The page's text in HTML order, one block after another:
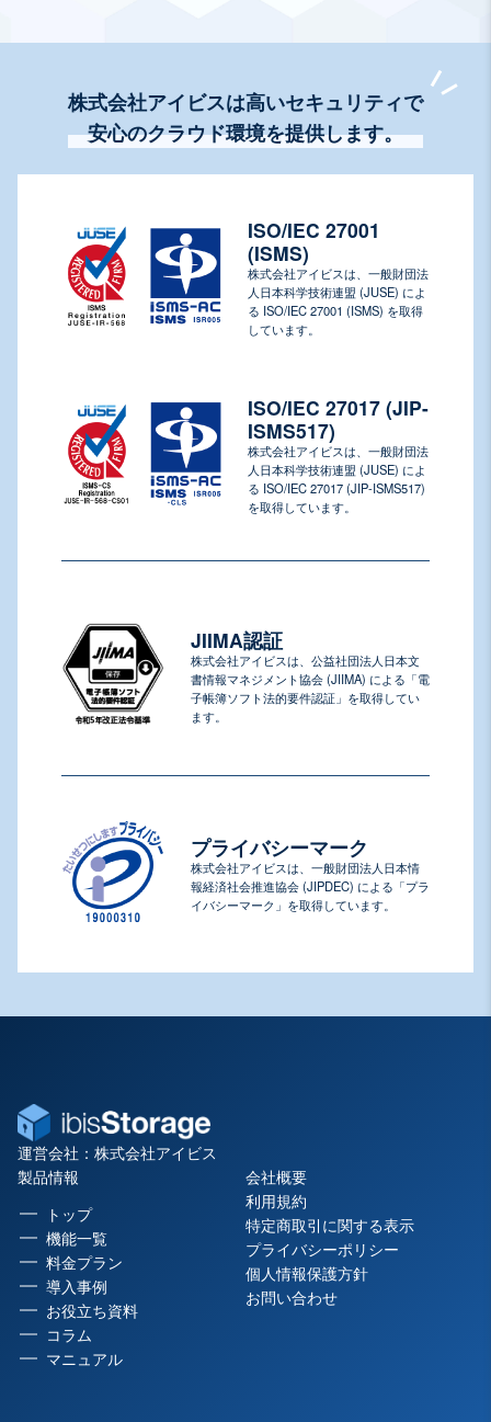
株式会社アイビスは高いセキュリティで
安心のクラウド環境を提供します。
ISO/IEC 27001
(ISMS)
株式会社アイビスは、一般財団法
人日本科学技術連盟 (JUSE) によ
る ISO/IEC 27001 (ISMS) を取得
しています。
ISO/IEC 27017 (JIP-
ISMS517)
株式会社アイビスは、一般財団法
人日本科学技術連盟 (JUSE) によ
る ISO/IEC 27017 (JIP-ISMS517)
を取得しています。
JIIMA認証
株式会社アイビスは、公益社団法人日本文
書情報マネジメント協会 (JIIMA) による「電
子帳簿ソフト法的要件認証」を取得してい
ます。
プライバシーマーク
株式会社アイビスは、一般財団法人日本情
報経済社会推進協会 (JIPDEC) による「プラ
イバシーマーク」を取得しています。
運営会社：株式会社アイビス
製品情報
トップ
機能一覧
料金プラン
導入事例
お役立ち資料
コラム
マニュアル
会社概要
利用規約
特定商取引に関する表示
プライバシーポリシー
個人情報保護方針
お問い合わせ